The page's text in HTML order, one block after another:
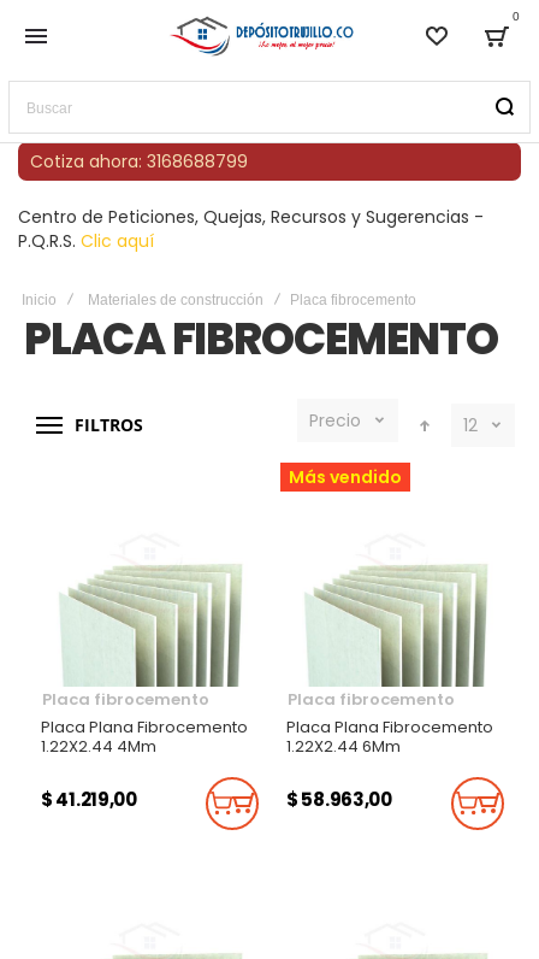
Lista de
0
Buscar
Cotiza ahora: 3168688799
Centro de Peticiones, Quejas, Recursos y Sugerencias -
P.Q.R.S. Clic aquí
Inicio Materiales de construcción Placa fibrocemento
PLACA FIBROCEMENTO
FILTROS Precio 12
Placa fibrocemento
Placa Plana Fibrocemento
1.22X2.44 4Mm
$ 41.219,00 Añadir Al Carrito
Más vendido
Placa fibrocemento
Placa Plana Fibrocemento
1.22X2.44 6Mm
$ 58.963,00